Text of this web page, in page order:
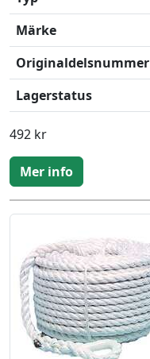
Märke
Originaldelsnummer
Lagerstatus
492 kr
Mer info